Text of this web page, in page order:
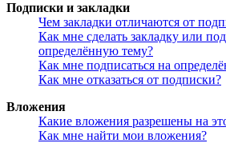
Подписки и закладки
Чем закладки отличаются от
Как мне сделать закладку или
определённую тему?
Как мне подписаться на
Как мне отказаться от подписки?
Вложения
Какие вложения разрешены на
Как мне найти мои вложения?